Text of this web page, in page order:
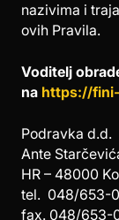
nazivima i
ovih Pravila.
Voditelj
na https://
Podravka d.d.
Ante
HR – 48000
tel. 048/653-
fax. 048/653-